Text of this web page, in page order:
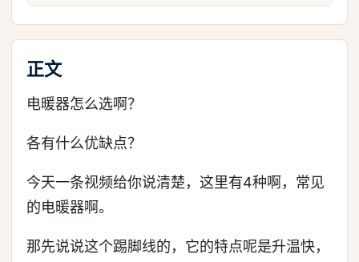
正文
电暖器怎么选啊？
各有什么优缺点？
今天一条视频给你说清楚，这里有4种啊，常见
的电暖器啊。
那先说说这个踢脚线的，它的特点呢是升温快，